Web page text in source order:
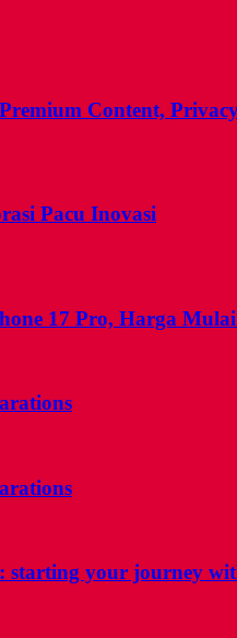
Content,
Pacu Inovasi
17 Pro, Harga
your journey